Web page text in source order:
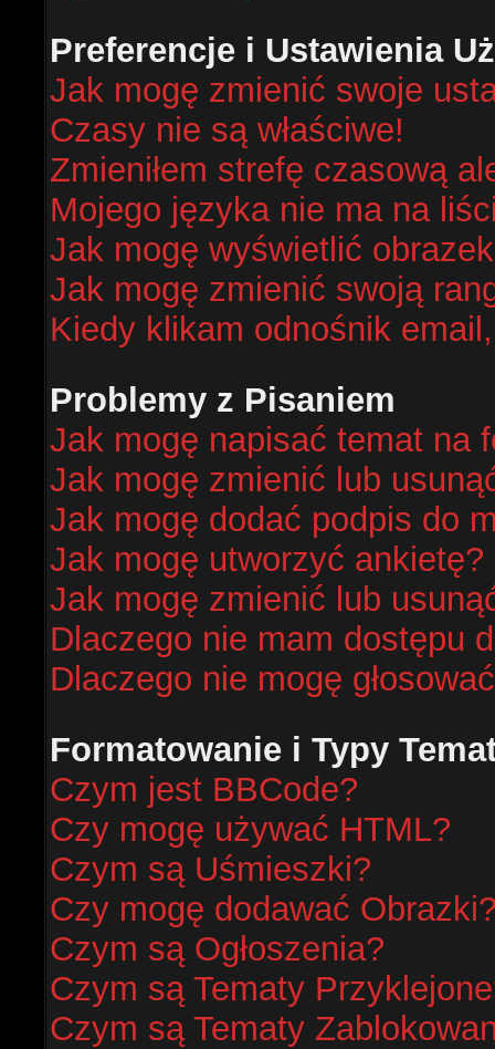
Preferencje i Ustawienia
Jak mogę zmienić swoje
Czasy nie są właściwe!
Zmieniłem strefę czasową
Mojego języka nie ma na
Jak mogę wyświetlić
Jak mogę zmienić swoją
Kiedy klikam odnośnik
Problemy z Pisaniem
Jak mogę napisać temat na
Jak mogę zmienić lub
Jak mogę dodać podpis do
Jak mogę utworzyć ankietę?
Jak mogę zmienić lub
Dlaczego nie mam dostępu
Dlaczego nie mogę
Formatowanie i Typy
Czym jest BBCode?
Czy mogę używać HTML?
Czym są Uśmieszki?
Czy mogę dodawać
Czym są Ogłoszenia?
Czym są Tematy
Czym są Tematy